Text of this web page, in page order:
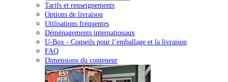
Tarifs et renseignements
Options de livraison
Utilisations fréquentes
Déménagements internationaux
U-Box - Conseils pour l’emballage et la livraison
FAQ
Dimensions du conteneur